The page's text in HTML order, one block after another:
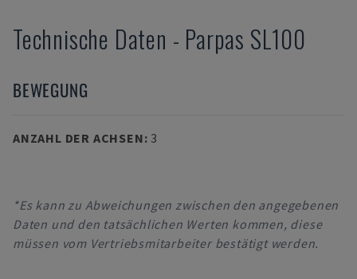
Technische Daten - Parpas SL100
BEWEGUNG
ANZAHL DER ACHSEN: 3
*Es kann zu Abweichungen zwischen den angegebenen
Daten und den tatsächlichen Werten kommen, diese
müssen vom Vertriebsmitarbeiter bestätigt werden.